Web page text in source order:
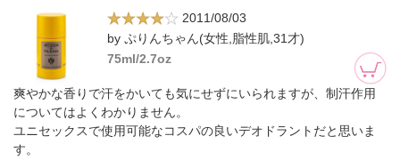
2011/08/03
by ぷりんちゃん(女性,脂性肌,31才)
75ml/2.7oz
爽やかな香りで汗をかいても気にせずにいられますが、制汗作用
についてはよくわかりません。
ユニセックスで使用可能なコスパの良いデオドラントだと思いま
す。